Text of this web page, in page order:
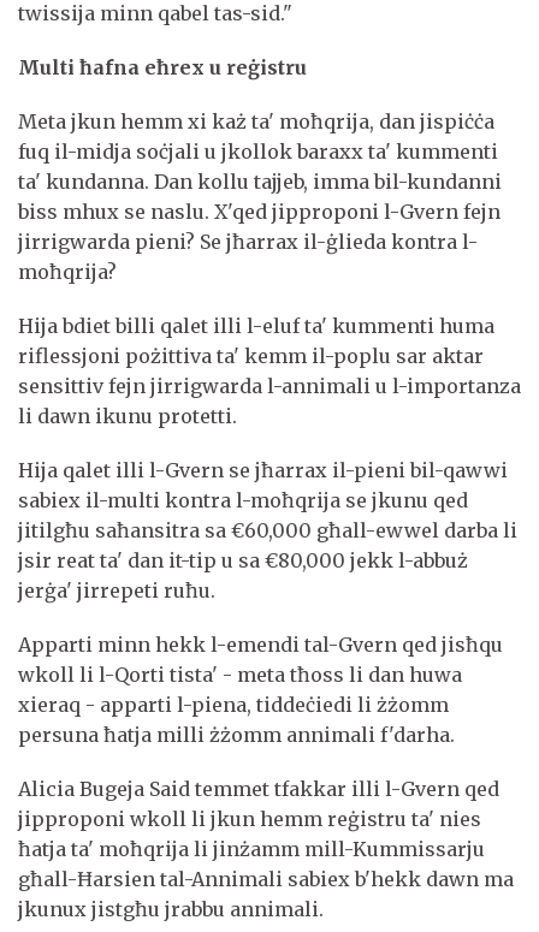
twissija minn qabel tas-sid."
Multi ħafna eħrex u reġistru
Meta jkun hemm xi każ ta' moħqrija, dan jispiċċa
fuq il-midja soċjali u jkollok baraxx ta' kummenti
ta' kundanna. Dan kollu tajjeb, imma bil-kundanni
biss mhux se naslu. X'qed jipproponi l-Gvern fejn
jirrigwarda pieni? Se jħarrax il-ġlieda kontra l-
moħqrija?
Hija bdiet billi qalet illi l-eluf ta' kummenti huma
riflessjoni pożittiva ta' kemm il-poplu sar aktar
sensittiv fejn jirrigwarda l-annimali u l-importanza
li dawn ikunu protetti.
Hija qalet illi l-Gvern se jħarrax il-pieni bil-qawwi
sabiex il-multi kontra l-moħqrija se jkunu qed
jitilgħu saħansitra sa €60,000 għall-ewwel darba li
jsir reat ta' dan it-tip u sa €80,000 jekk l-abbuż
jerġa' jirrepeti ruħu.
Apparti minn hekk l-emendi tal-Gvern qed jisħqu
wkoll li l-Qorti tista' - meta tħoss li dan huwa
xieraq - apparti l-piena, tiddeċiedi li żżomm
persuna ħatja milli żżomm annimali f'darha.
Alicia Bugeja Said temmet tfakkar illi l-Gvern qed
jipproponi wkoll li jkun hemm reġistru ta' nies
ħatja ta' moħqrija li jinżamm mill-Kummissarju
għall-Ħarsien tal-Annimali sabiex b'hekk dawn ma
jkunux jistgħu jrabbu annimali.